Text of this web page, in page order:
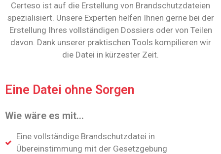
Certeso ist auf die Erstellung von Brandschutzdateien
spezialisiert. Unsere Experten helfen Ihnen gerne bei der
Erstellung Ihres vollständigen Dossiers oder von Teilen
davon. Dank unserer praktischen Tools kompilieren wir
die Datei in kürzester Zeit.
Eine Datei ohne Sorgen
Wie wäre es mit...
Eine vollständige Brandschutzdatei in
Übereinstimmung mit der Gesetzgebung